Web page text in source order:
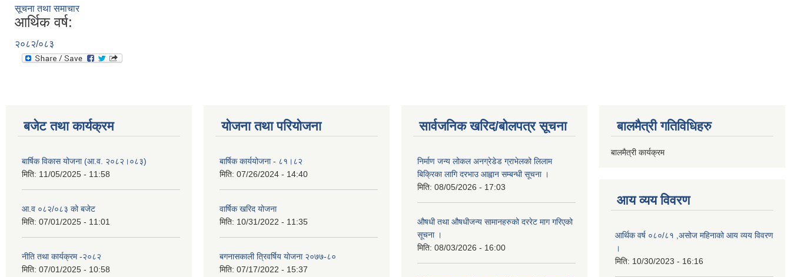
सूचना तथा समाचार
आर्थिक वर्ष:
२०८२/०८३
बजेट तथा कार्यक्रम
बार्षिक विकास योजना (आ.व. २०८२।०८३)
मिति: 11/05/2025 - 11:58
आ.व ०८२/०८३ को बजेट
मिति: 07/01/2025 - 11:01
नीति तथा कार्यक्रम -२०८२
मिति: 07/01/2025 - 10:58
योजना तथा परियोजना
बार्षिक कार्ययोजना - ८१।८२
मिति: 07/26/2024 - 14:40
वार्षिक खरिद योजना
मिति: 10/31/2022 - 11:35
बगनासकाली त्रिवर्षिय याेजना २०७७-८०
मिति: 07/17/2022 - 15:37
सार्वजनिक खरिद/बोलपत्र सूचना
निर्माण जन्य लोकल अनग्रेडेड ग्राभेलको लिलाम
बिक्रिका लागि दरभाउ आह्वान सम्बन्धी सूचना ।
मिति: 08/05/2026 - 17:03
औषधी तथा औषधीजन्य सामानहरुको दररेट माग गरिएको
सूचना ।
मिति: 08/03/2026 - 16:00
बालमैत्री गतिविधिहरु
बालमैत्री कार्यक्रम
आय व्यय विवरण
आर्थिक वर्ष ०८०/८१ ,असोज महिनाको आय व्यय विवरण
।
मिति: 10/30/2023 - 16:16